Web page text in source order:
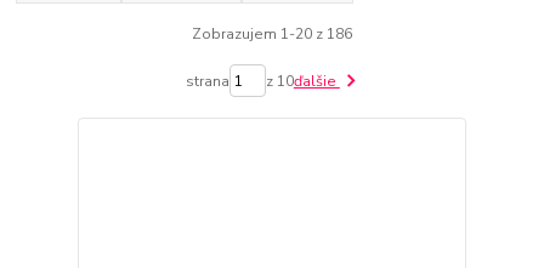
Zobrazujem 1-20 z 186
strana z 10ďalšie